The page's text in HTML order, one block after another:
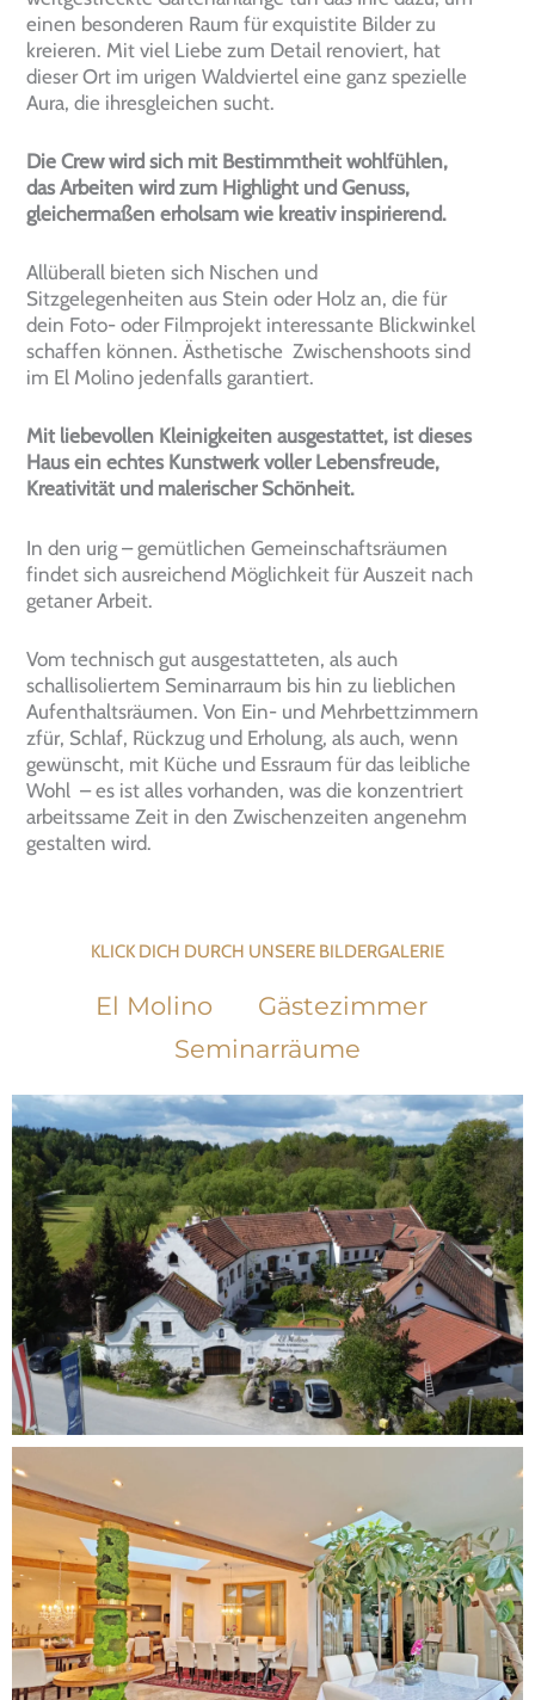
einen besonderen Raum für exquistite Bilder zu
kreieren. Mit viel Liebe zum Detail renoviert, hat
dieser Ort im urigen Waldviertel eine ganz spezielle
Aura, die ihresgleichen sucht.
Die Crew wird sich mit Bestimmtheit wohlfühlen,
das Arbeiten wird zum Highlight und Genuss,
gleichermaßen erholsam wie kreativ inspirierend.
Allüberall bieten sich Nischen und
Sitzgelegenheiten aus Stein oder Holz an, die für
dein Foto- oder Filmprojekt interessante Blickwinkel
schaffen können. Ästhetische Zwischenshoots sind
im El Molino jedenfalls garantiert.
Mit liebevollen Kleinigkeiten ausgestattet, ist dieses
Haus ein echtes Kunstwerk voller Lebensfreude,
Kreativität und malerischer Schönheit.
In den urig – gemütlichen Gemeinschaftsräumen
findet sich ausreichend Möglichkeit für Auszeit nach
getaner Arbeit.
Vom technisch gut ausgestatteten, als auch
schallisoliertem Seminarraum bis hin zu lieblichen
Aufenthaltsräumen. Von Ein- und Mehrbettzimmern
zfür, Schlaf, Rückzug und Erholung, als auch, wenn
gewünscht, mit Küche und Essraum für das leibliche
Wohl – es ist alles vorhanden, was die konzentriert
arbeitssame Zeit in den Zwischenzeiten angenehm
gestalten wird.
KLICK DICH DURCH UNSERE BILDERGALERIE
El Molino
Gästezimmer
Seminarräume